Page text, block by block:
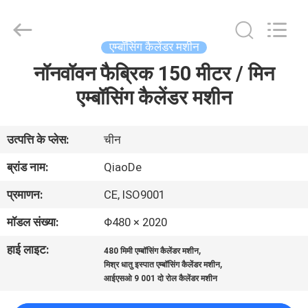
हमारे
बारे
कारखाना
Machinery
एम्बॉसिंग कैलेंडर मशीन
नॉनवॉवन फैब्रिक 150 मीटर / मिन
एम्बॉसिंग कैलेंडर मशीन
उत्पत्ति के प्लेस:
चीन
ब्रांड नाम:
QiaoDe
प्रमाणन:
CE, ISO9001
मॉडल संख्या:
Φ480 × 2020
हाई लाइट:
480 मिमी एम्बॉसिंग कैलेंडर मशीन,
मिश्र धातु इस्पात एम्बॉसिंग कैलेंडर मशीन,
आईएसओ 9 001 दो रोल कैलेंडर मशीन